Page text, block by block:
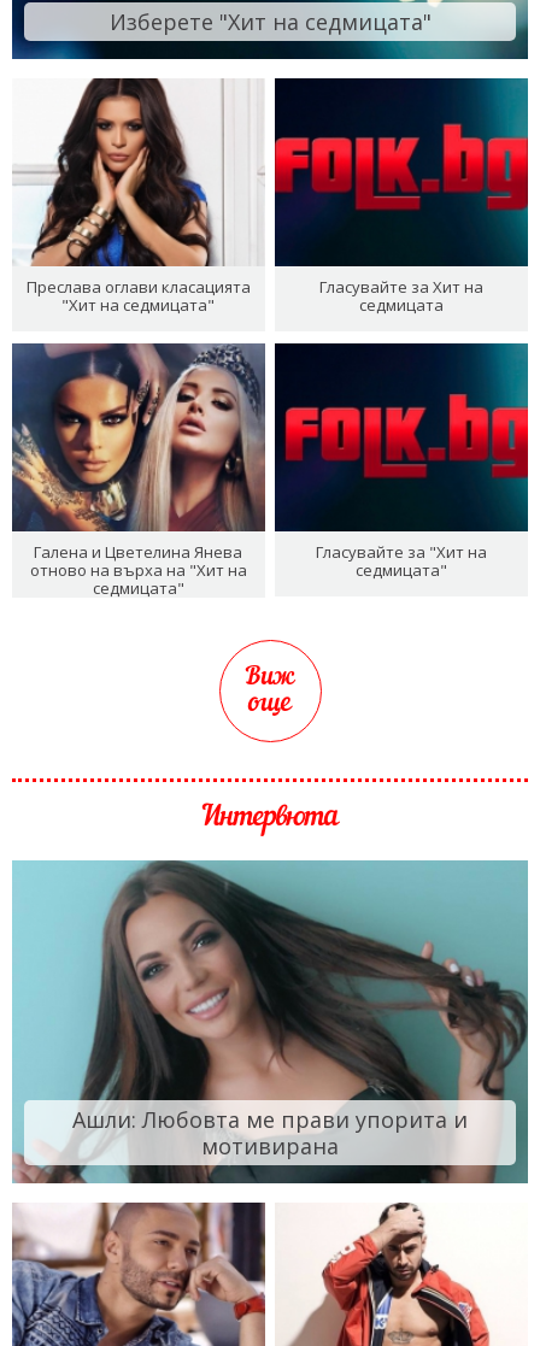
Изберете "Хит на седмицата"
Преслава оглави класацията
"Хит на седмицата"
Гласувайте за Хит на
седмицата
Галена и Цветелина Янева
отново на върха на "Хит на
седмицата"
Гласувайте за "Хит на
седмицата"
Виж
още
Интервюта
Ашли: Любовта ме прави упорита и
мотивирана